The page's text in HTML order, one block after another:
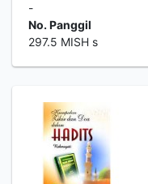
-
No. Panggil
297.5 MISH s